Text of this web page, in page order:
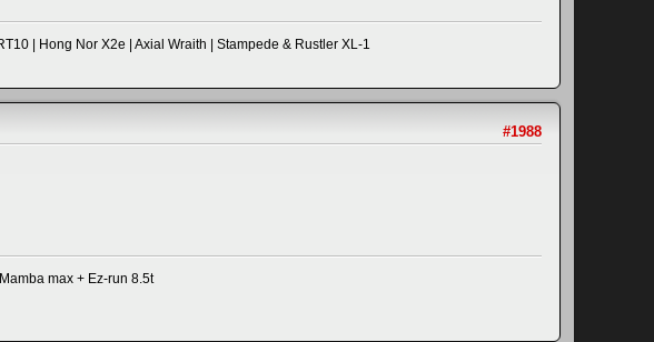
| Hong Nor X2e | Axial Wraith | Stampede & Rustler XL-1
#1988
max + Ez-run 8.5t